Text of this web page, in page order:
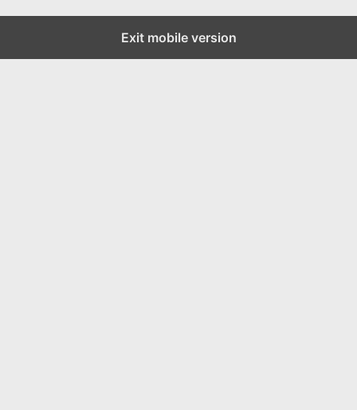
Exit mobile version